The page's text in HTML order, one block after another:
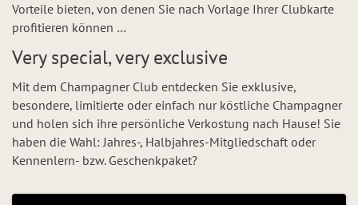
Vorteile bieten, von denen Sie nach Vorlage Ihrer Clubkarte
profitieren können …
Very special, very exclusive
Mit dem Champagner Club entdecken Sie exklusive,
besondere, limitierte oder einfach nur köstliche Champagner
und holen sich ihre persönliche Verkostung nach Hause! Sie
haben die Wahl: Jahres-, Halbjahres-Mitgliedschaft oder
Kennenlern- bzw. Geschenkpaket?